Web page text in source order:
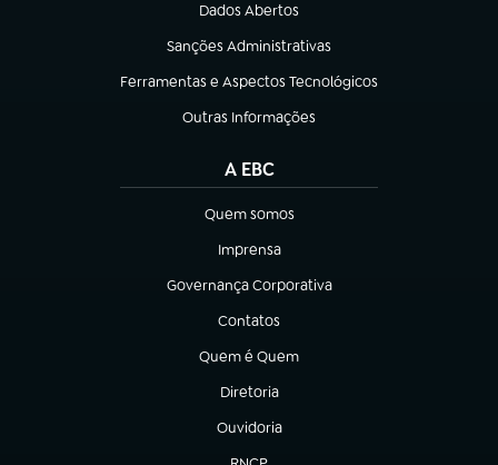
Dados Abertos
(abre em nova aba)
Sanções Administrativas
(abre em nova aba)
Ferramentas e Aspectos Tecnológicos
(abre em nova aba)
Outras Informações
(abre em nova aba)
A EBC
Quem somos
(abre em nova aba)
Imprensa
(abre em nova aba)
Governança Corporativa
(abre em nova aba)
Contatos
(abre em nova aba)
Quem é Quem
(abre em nova aba)
Diretoria
(abre em nova aba)
Ouvidoria
(abre em nova aba)